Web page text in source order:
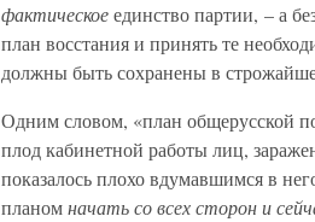
фактическоеединство партии, – а
план восстания и принять те
должны быть сохранены в
Одним словом, «план общерусской
плод кабинетной работы лиц,
показалось плохо вдумавшимся в
планомначать со всех сторон и